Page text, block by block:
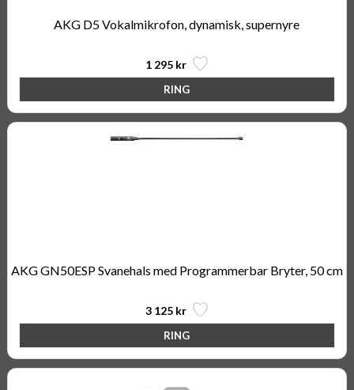
AKG D5 Vokalmikrofon, dynamisk, supernyre
1 295 kr
AKG GN50ESP Svanehals med Programmerbar Bryter, 50 cm
3 125 kr